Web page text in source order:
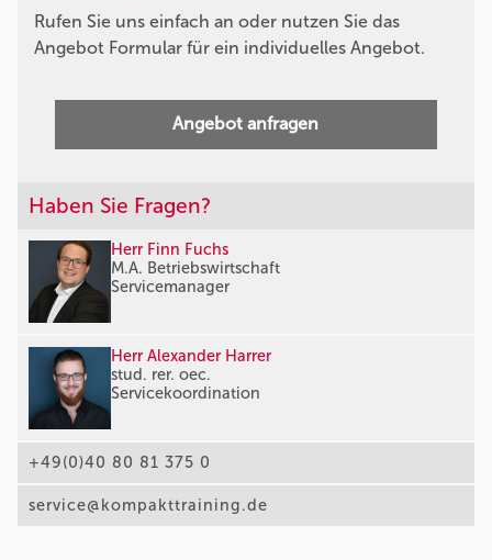
Rufen Sie uns einfach an oder nutzen Sie das
Angebot Formular für ein individuelles Angebot.
Angebot anfragen
Haben Sie Fragen?
Herr Finn Fuchs
M.A. Betriebswirtschaft
Servicemanager
Herr Alexander Harrer
stud. rer. oec.
Servicekoordination
+49(0)40 80 81 375 0
service@kompakttraining.de